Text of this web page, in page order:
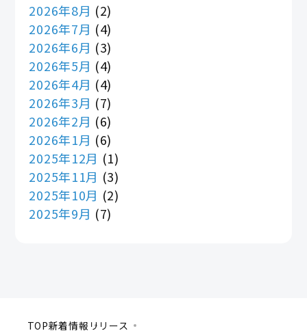
2026年8月 (2)
2026年7月 (4)
2026年6月 (3)
2026年5月 (4)
2026年4月 (4)
2026年3月 (7)
2026年2月 (6)
2026年1月 (6)
2025年12月 (1)
2025年11月 (3)
2025年10月 (2)
2025年9月 (7)
TOP新着情報 リリース